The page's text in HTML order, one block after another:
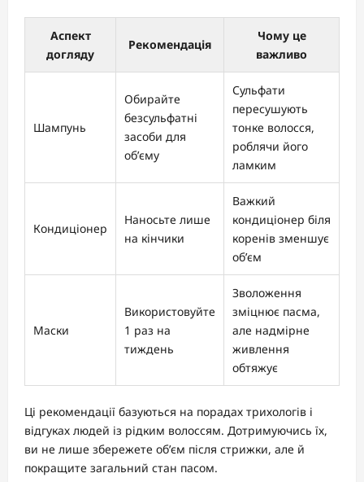
Аспект
догляду
Рекомендація
Чому це
важливо
Шампунь
Обирайте
безсульфатні
засоби для
об’єму
Сульфати
пересушують
тонке волосся,
роблячи його
ламким
Кондиціонер
Наносьте лише
на кінчики
Важкий
кондиціонер біля
коренів зменшує
об’єм
Маски
Використовуйте
1 раз на
тиждень
Зволоження
зміцнює пасма,
але надмірне
живлення
обтяжує
Ці рекомендації базуються на порадах трихологів і
відгуках людей із рідким волоссям. Дотримуючись їх,
ви не лише збережете об’єм після стрижки, але й
покращите загальний стан пасом.